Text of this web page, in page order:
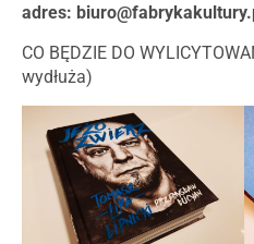
adres:
CO BĘDZIE DO
wydłuża)